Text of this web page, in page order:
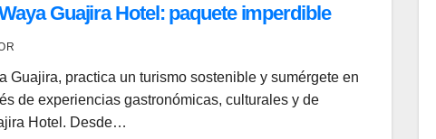
Guajira Hotel: paquete imperdible
Guajira, practica un turismo sostenible y sumérgete en
de experiencias gastronómicas, culturales y de
Hotel. Desde…